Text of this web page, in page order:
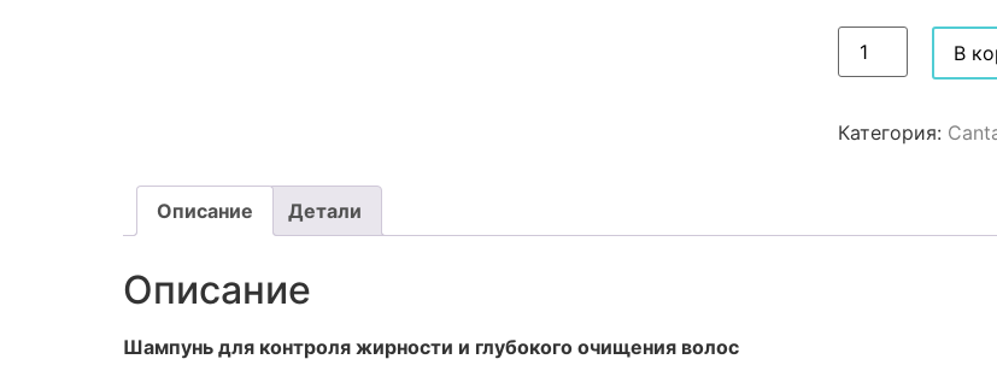
В
Категория:
Описание Детали
Описание
Шампунь для контроля жирности и глубокого очищения волос